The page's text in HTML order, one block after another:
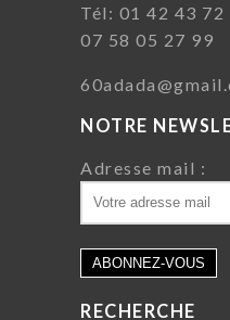
Tél: 01
07 58 05 27 99
NOTRE
Adresse mail :
RECHERCHE